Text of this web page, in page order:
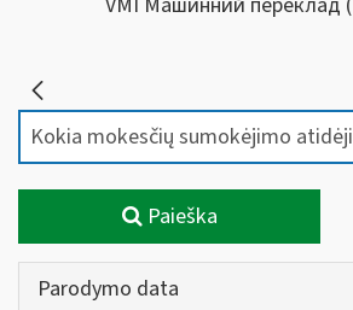
Paieška
Parodymo data